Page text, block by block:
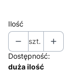
Ilość
szt.
Dostępność:
duża ilość